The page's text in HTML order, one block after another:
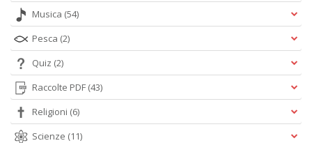
Musica (54)
Pesca (2)
Quiz (2)
Raccolte PDF (43)
Religioni (6)
Scienze (11)